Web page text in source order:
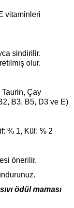
vitaminleri
sindirilir.
olur.
Taurin, Çay
B3, B5, D3 ve E)
% 1, Kül: % 2
önerilir.
ödül maması